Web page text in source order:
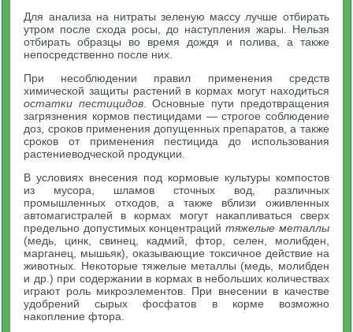
Для анализа на нитраты зеленую массу лучше отбирать
утром после схода росы, до наступления жары. Нельзя
отбирать образцы во время дождя и полива, а также
непосредственно после них.
При несоблюдении правил применения средств
химической защиты растений в кормах могут находиться
остатки пестицидов. Основные пути предотвращения
загрязнения кормов пестицидами — строгое соблюдение
доз, сроков применения допущенных препаратов, а также
сроков от применения пестицида до использования
растениеводческой продукции.
В условиях внесения под кормовые культуры компостов
из мусора, шламов сточных вод, различных
промышленных отходов, а также вблизи оживленных
автомагистралей в кормах могут накапливаться сверх
предельно допустимых концентрацийтяжелые металлы
(медь, цинк, свинец, кадмий, фтор, селен, молибден,
марганец, мышьяк), оказывающие токсичное действие на
животных. Некоторые тяжелые металлы (медь, молибден
и др.) при содержании в кормах в небольших количествах
играют роль микроэлементов. При внесении в качестве
удобрений сырых фосфатов в корме возможно
накопление фтора.